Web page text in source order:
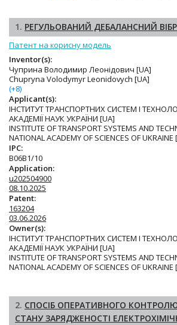
1. РЕГУЛЬОВАНИЙ ДЕБАЛАНСНИЙ
Патент на корисну модель
Inventor(s):
Чуприна Володимир Леонідович [UA]
Chupryna Volodymyr Leonidovych [UA]
(+8)
Applicant(s):
ІНСТИТУТ ТРАНСПОРТНИХ СИСТЕМ І
АКАДЕМІЇ НАУК УКРАЇНИ [UA]
INSTITUTE OF TRANSPORT SYSTEMS AND
NATIONAL ACADEMY OF SCIENCES OF UKRAINE
IPC:
B06B1/10
Application:
u202504900
08.10.2025
Patent:
163204
03.06.2026
Owner(s):
ІНСТИТУТ ТРАНСПОРТНИХ СИСТЕМ І
АКАДЕМІЇ НАУК УКРАЇНИ [UA]
INSTITUTE OF TRANSPORT SYSTEMS AND
NATIONAL ACADEMY OF SCIENCES OF UKRAINE
2. СПОСІБ ОПЕРАТИВНОГО
СТАНУ ЗАРЯДЖЕНОСТІ